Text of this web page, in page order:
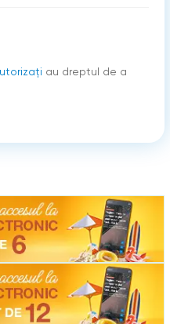
au dreptul de a